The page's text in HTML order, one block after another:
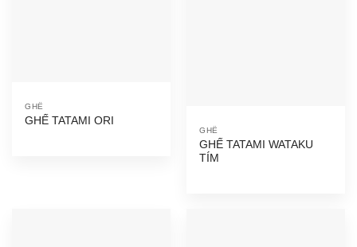
GHẾ
GHẾ TATAMI ORI
GHẾ
GHẾ TATAMI WATAKU
TÍM